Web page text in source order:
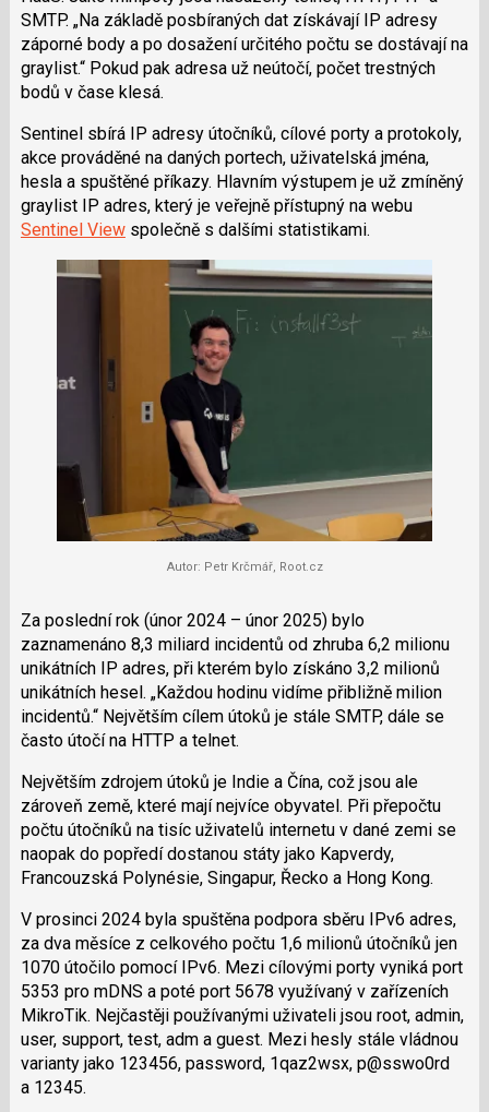
SMTP. Na základě posbíraných dat získávají IP adresy
záporné body a po dosažení určitého počtu se dostávají na
graylist. Pokud pak adresa už neútočí, počet trestných
bodů v čase klesá.
Sentinel sbírá IP adresy útočníků, cílové porty a protokoly,
akce prováděné na daných portech, uživatelská jména,
hesla a spuštěné příkazy. Hlavním výstupem je už zmíněný
graylist IP adres, který je veřejně přístupný na webu
Sentinel Viewspolečně s dalšími statistikami.
Autor: Petr Krčmář, Root.cz
Za poslední rok (únor 2024 – únor 2025) bylo
zaznamenáno 8,3 miliard incidentů od zhruba 6,2 milionu
unikátních IP adres, při kterém bylo získáno 3,2 milionů
unikátních hesel. Každou hodinu vidíme přibližně milion
incidentů. Největším cílem útoků je stále SMTP, dále se
často útočí na HTTP a telnet.
Největším zdrojem útoků je Indie a Čína, což jsou ale
zároveň země, které mají nejvíce obyvatel. Při přepočtu
počtu útočníků na tisíc uživatelů internetu v dané zemi se
naopak do popředí dostanou státy jako Kapverdy,
Francouzská Polynésie, Singapur, Řecko a Hong Kong.
V prosinci 2024 byla spuštěna podpora sběru IPv6 adres,
za dva měsíce z celkového počtu 1,6 milionů útočníků jen
1070 útočilo pomocí IPv6. Mezi cílovými porty vyniká port
5353 pro mDNS a poté port 5678 využívaný v zařízeních
MikroTik. Nejčastěji používanými uživateli jsou root, admin,
user, support, test, adm a guest. Mezi hesly stále vládnou
varianty jako 123456, password, 1qaz2wsx, p@sswo0rd
a 12345.